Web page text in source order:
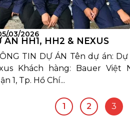
03/2026
ÁN HH1, HH2 & NEXUS
TIN DỰ ÁN Tên dự án: Dự
Khách hàng: Bauer Việt
1, Tp. Hồ Chí...
1 2 3